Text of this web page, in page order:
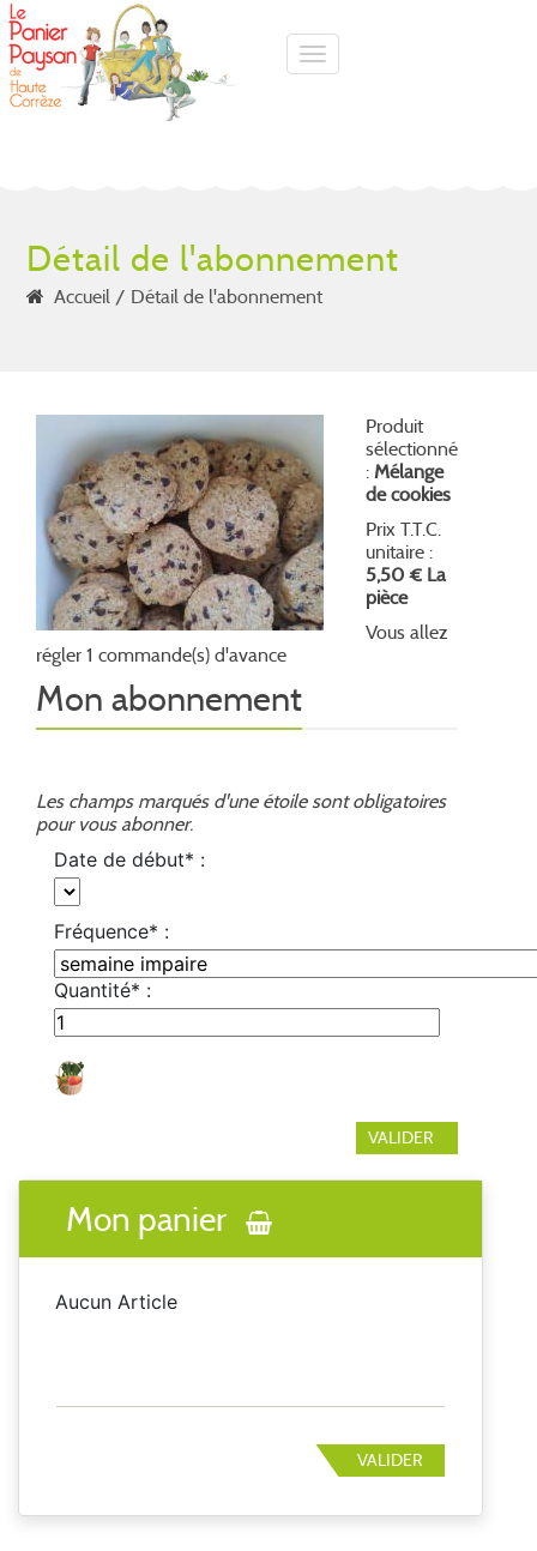
Toggle navigation
Détail de l'abonnement
Accueil Détail de l'abonnement
Produit
sélectionné
: Mélange
de cookies
Prix T.T.C.
unitaire :
5,50 € La
pièce
Vous allez
régler 1 commande(s) d'avance
Mon abonnement
Les champs marqués d'une étoile sont obligatoires
pour vous abonner.
Date de début* :
Fréquence* :
Quantité* :
Mon panier
Aucun Article
VALIDER